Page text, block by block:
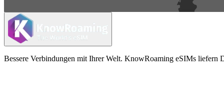
Bessere Verbindungen mit Ihrer Welt. KnowRoaming eSIMs liefern